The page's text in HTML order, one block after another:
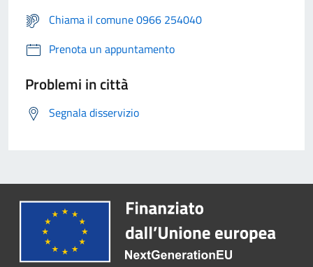
Chiama il comune 0966 254040
Prenota un appuntamento
Problemi in città
Segnala disservizio